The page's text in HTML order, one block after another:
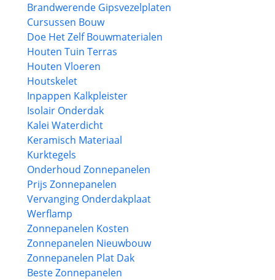
Brandwerende Gipsvezelplaten
Cursussen Bouw
Doe Het Zelf Bouwmaterialen
Houten Tuin Terras
Houten Vloeren
Houtskelet
Inpappen Kalkpleister
Isolair Onderdak
Kalei Waterdicht
Keramisch Materiaal
Kurktegels
Onderhoud Zonnepanelen
Prijs Zonnepanelen
Vervanging Onderdakplaat
Werflamp
Zonnepanelen Kosten
Zonnepanelen Nieuwbouw
Zonnepanelen Plat Dak
Beste Zonnepanelen